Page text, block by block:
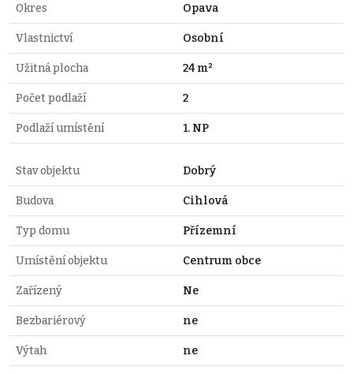
Okres Opava
Vlastnictví Osobní
Užitná plocha 24 m²
Počet podlaží 2
Podlaží umístění 1. NP
Stav objektu Dobrý
Budova Cihlová
Typ domu Přízemní
Umístění objektu Centrum obce
Zařízený Ne
Bezbariérový ne
Výtah ne